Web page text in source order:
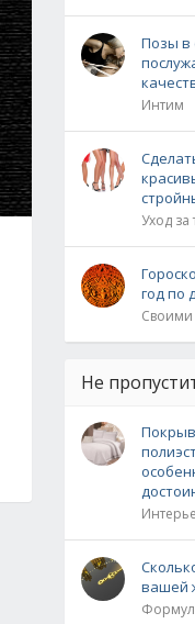
Позы в
Интим
Уход за
год по
Своими
Не
вашей